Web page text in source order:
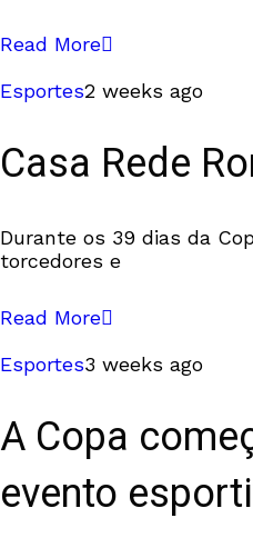
Read More
Esportes2 weeks ago
Casa Rede
Durante os 39 dias da
torcedores e
Read More
Esportes3 weeks ago
A Copa
evento